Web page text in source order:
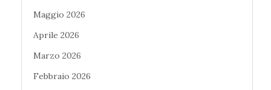
Maggio 2026
Aprile 2026
Marzo 2026
Febbraio 2026